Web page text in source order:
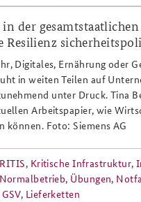
der
Digitales, Ernährung oder
in weiten Teilen auf
unter Druck. Tina
Arbeitspapier, wie
können. Foto: Siemens AG
, Kritische Infrastruktur,
Normalbetrieb, Übungen,
GSV, Lieferketten